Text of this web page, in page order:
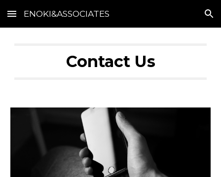
Skip to main content Skip to navigation
ENOKI&ASSOCIATES
Contact Us